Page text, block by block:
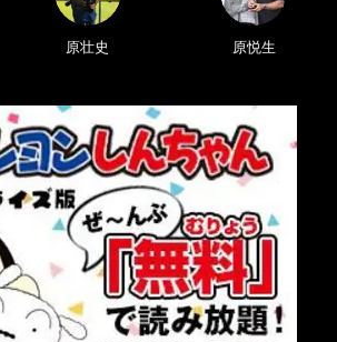
原壮史 原悦生